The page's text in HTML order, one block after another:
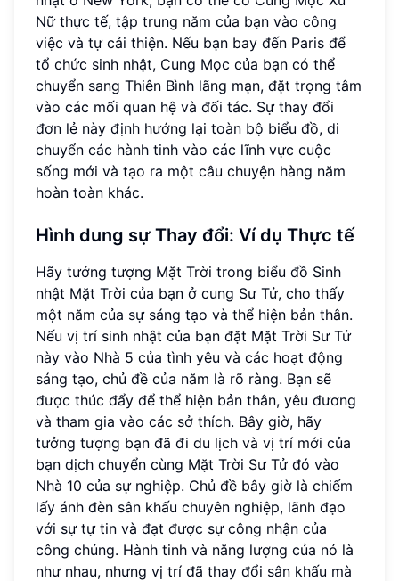
Nữ thực tế, tập trung năm của bạn vào công
việc và tự cải thiện. Nếu bạn bay đến Paris để
tổ chức sinh nhật, Cung Mọc của bạn có thể
chuyển sang Thiên Bình lãng mạn, đặt trọng tâm
vào các mối quan hệ và đối tác. Sự thay đổi
đơn lẻ này định hướng lại toàn bộ biểu đồ, di
chuyển các hành tinh vào các lĩnh vực cuộc
sống mới và tạo ra một câu chuyện hàng năm
hoàn toàn khác.
Hình dung sự Thay đổi: Ví dụ Thực tế
Hãy tưởng tượng Mặt Trời trong biểu đồ Sinh
nhật Mặt Trời của bạn ở cung Sư Tử, cho thấy
một năm của sự sáng tạo và thể hiện bản thân.
Nếu vị trí sinh nhật của bạn đặt Mặt Trời Sư Tử
này vào Nhà 5 của tình yêu và các hoạt động
sáng tạo, chủ đề của năm là rõ ràng. Bạn sẽ
được thúc đẩy để thể hiện bản thân, yêu đương
và tham gia vào các sở thích. Bây giờ, hãy
tưởng tượng bạn đã đi du lịch và vị trí mới của
bạn dịch chuyển cùng Mặt Trời Sư Tử đó vào
Nhà 10 của sự nghiệp. Chủ đề bây giờ là chiếm
lấy ánh đèn sân khấu chuyên nghiệp, lãnh đạo
với sự tự tin và đạt được sự công nhận của
công chúng. Hành tinh và năng lượng của nó là
như nhau, nhưng vị trí đã thay đổi sân khấu mà